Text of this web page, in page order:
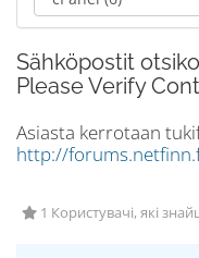
Sähköpostit
Please Verify
Asiasta kerrotaan
http://
1 Користувачі, які